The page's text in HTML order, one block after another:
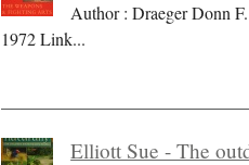
Author : Draeger Donn
1972 Link...
Elliott Sue - The